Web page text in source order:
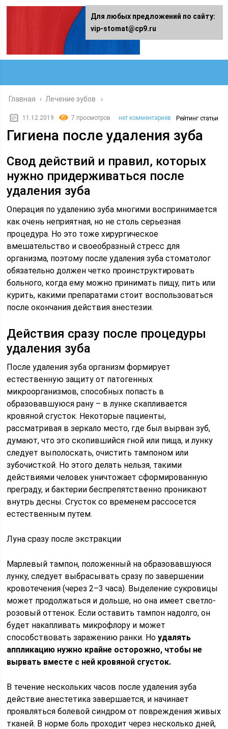
Главная › Лечение зубов
11.12.2019 7 просмотров нет комментариев Рейтинг статьи
Гигиена после удаления зуба
Свод действий и правил, которых
нужно придерживаться после
удаления зуба
Операция по удалению зуба многими воспринимается
как очень неприятная, но не столь серьезная
процедура. Но это тоже хирургическое
вмешательство и своеобразный стресс для
организма, поэтому после удаления зуба стоматолог
обязательно должен четко проинструктировать
больного, когда ему можно принимать пищу, пить или
курить, какими препаратами стоит воспользоваться
после окончания действия анестезии.
Действия сразу после процедуры
удаления зуба
После удаления зуба организм формирует
естественную защиту от патогенных
микроорганизмов, способных попасть в
образовавшуюся рану – в лунке скапливается
кровяной сгусток. Некоторые пациенты,
рассматривая в зеркало место, где был вырван зуб,
думают, что это скопившийся гной или пища, и лунку
следует выполоскать, очистить тампоном или
зубочисткой. Но этого делать нельзя, такими
действиями человек уничтожает сформированную
преграду, и бактерии беспрепятственно проникают
внутрь десны. Сгусток со временем рассосется
естественным путем.
Луна сразу после экстракции
Марлевый тампон, положенный на образовавшуюся
лунку, следует выбрасывать сразу по завершении
кровотечения (через 2–3 часа). Выделение сукровицы
может продолжаться и дольше, но она имеет светло-
розовый оттенок. Если оставить тампон надолго, он
будет накапливать микрофлору и может
способствовать заражению ранки. Ноудалять
аппликацию нужно крайне осторожно, чтобы не
вырвать вместе с ней кровяной сгусток.
В течение нескольких часов после удаления зуба
действие анестетика завершается, и начинает
проявляться болевой синдром от повреждения живых
тканей. В норме боль проходит через несколько дней,
Для любых предложений по сайту:
vip-stomat@cp9.ru